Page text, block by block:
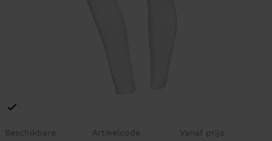
Beschikbare
Artikelcode Vanaf prijs